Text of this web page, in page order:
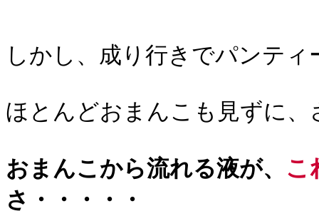
しかし、成り行きでパンテ
ほとんどおまんこも見ずに
おまんこから流れる液が、 こ
さ・・・・・